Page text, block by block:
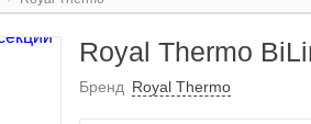
Royal Thermo
Бренд Royal Thermo